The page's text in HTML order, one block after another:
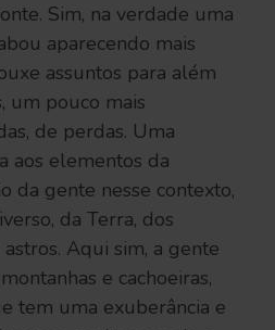
Sim, na verdade uma
aparecendo mais
assuntos para além
um pouco mais
de perdas. Uma
aos elementos da
da gente nesse contexto,
da Terra, dos
Aqui sim, a gente
e cachoeiras,
tem uma exuberância e